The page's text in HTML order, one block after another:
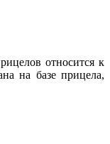
относится к
на базе прицела,